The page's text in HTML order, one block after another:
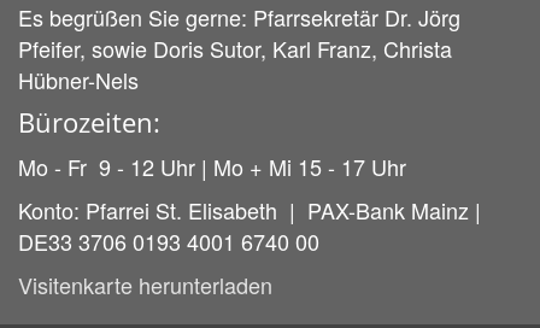
Es begrüßen Sie gerne: Pfarrsekretär Dr. Jörg
Pfeifer, sowie Doris Sutor, Karl Franz, Christa
Hübner-Nels
Bürozeiten:
Mo - Fr 9 - 12 Uhr | Mo + Mi 15 - 17 Uhr
Konto: Pfarrei St. Elisabeth | PAX-Bank Mainz |
DE33 3706 0193 4001 6740 00
Visitenkarte herunterladen